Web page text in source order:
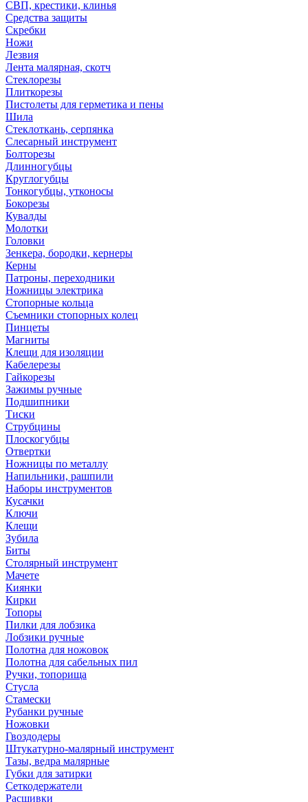
СВП, крестики, клинья
Средства защиты
Скребки
Ножи
Лезвия
Лента малярная, скотч
Стеклорезы
Плиткорезы
Пистолеты для герметика и пены
Шила
Стеклоткань, серпянка
Слесарный инструмент
Болторезы
Длинногубцы
Круглогубцы
Тонкогубцы, утконосы
Бокорезы
Кувалды
Молотки
Головки
Зенкера, бородки, кернеры
Керны
Патроны, переходники
Ножницы электрика
Стопорные кольца
Съемники стопорных колец
Пинцеты
Магниты
Клещи для изоляции
Кабелерезы
Гайкорезы
Зажимы ручные
Подшипники
Тиски
Струбцины
Плоскогубцы
Отвертки
Ножницы по металлу
Напильники, рашпили
Наборы инструментов
Кусачки
Ключи
Клещи
Зубила
Биты
Столярный инструмент
Мачете
Киянки
Кирки
Топоры
Пилки для лобзика
Лобзики ручные
Полотна для ножовок
Полотна для сабельных пил
Ручки, топорища
Стусла
Стамески
Рубанки ручные
Ножовки
Гвоздодеры
Штукатурно-малярный инструмент
Тазы, ведра малярные
Губки для затирки
Сеткодержатели
Расшивки